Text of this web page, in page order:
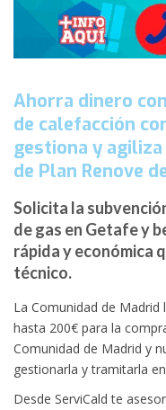
Ahorra dinero
de calefacción
gestiona y
de Plan Renove
Solicita la
de gas en Getafe y
rápida y económica
técnico.
La Comunidad de Madrid
hasta 200€ para la
Comunidad de Madrid y
gestionarla y tramitarla
Desde ServiCald te